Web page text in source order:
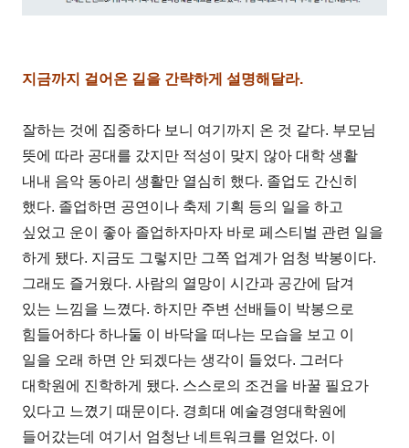
지금까지 걸어온 길을 간략하게 설명해달라.
잘하는 것에 집중하다 보니 여기까지 온 것 같다. 부모님
뜻에 따라 공대를 갔지만 적성이 맞지 않아 대학 생활
내내 음악 동아리 생활만 열심히 했다. 졸업도 간신히
했다. 졸업하면 공연이나 축제 기획 등의 일을 하고
싶었고 운이 좋아 졸업하자마자 바로 페스티벌 관련 일을
하게 됐다. 지금도 그렇지만 그쪽 업계가 엄청 박봉이다.
그래도 즐거웠다. 사람의 열망이 시간과 공간에 담겨
있는 느낌을 느꼈다. 하지만 주변 선배들이 박봉으로
힘들어하다 하나둘 이 바닥을 떠나는 모습을 보고 이
일을 오래 하면 안 되겠다는 생각이 들었다. 그러다
대학원에 진학하게 됐다. 스스로의 조건을 바꿀 필요가
있다고 느꼈기 때문이다. 경희대 예술경영대학원에
들어갔는데 여기서 엄청난 네트워크를 얻었다. 이